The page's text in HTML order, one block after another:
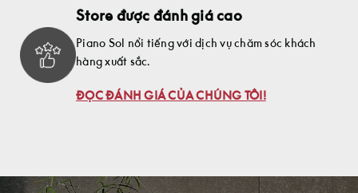
Store được đánh giá cao
Piano Sol nổi tiếng với dịch vụ chăm sóc khách
hàng xuất sắc.
ĐỌC ĐÁNH GIÁ CỦA CHÚNG TÔI!